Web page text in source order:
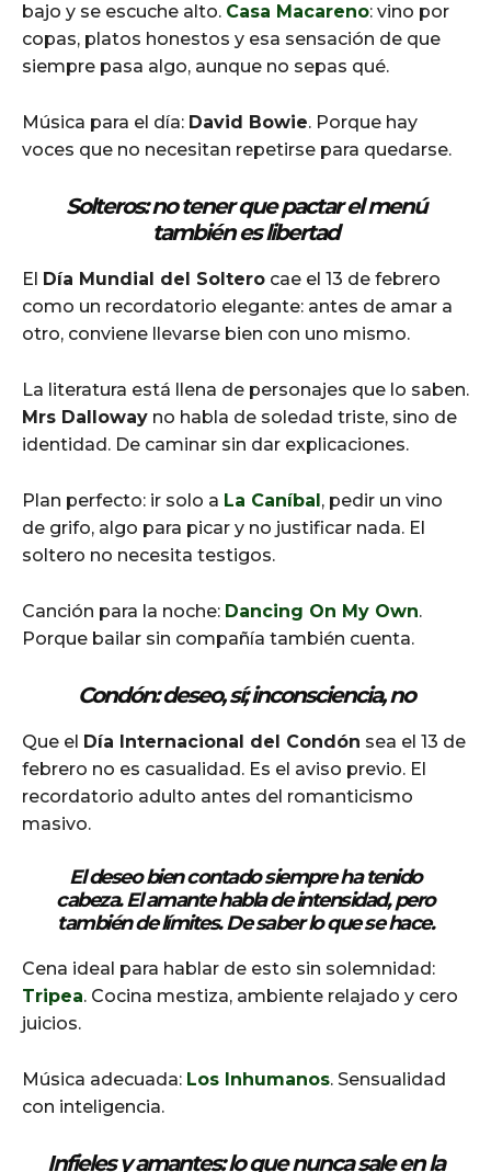
bajo y se escuche alto. Casa Macareno: vino por
copas, platos honestos y esa sensación de que
siempre pasa algo, aunque no sepas qué.
Música para el día: David Bowie. Porque hay
voces que no necesitan repetirse para quedarse.
Solteros: no tener que pactar el menú
también es libertad
El Día Mundial del Soltero cae el 13 de febrero
como un recordatorio elegante: antes de amar a
otro, conviene llevarse bien con uno mismo.
La literatura está llena de personajes que lo saben.
Mrs Dalloway no habla de soledad triste, sino de
identidad. De caminar sin dar explicaciones.
Plan perfecto: ir solo a La Caníbal, pedir un vino
de grifo, algo para picar y no justificar nada. El
soltero no necesita testigos.
Canción para la noche: Dancing On My Own.
Porque bailar sin compañía también cuenta.
Condón: deseo, sí; inconsciencia, no
Que el Día Internacional del Condón sea el 13 de
febrero no es casualidad. Es el aviso previo. El
recordatorio adulto antes del romanticismo
masivo.
El deseo bien contado siempre ha tenido
cabeza.El amantehabla de intensidad, pero
también de límites. De saber lo que se hace.
Cena ideal para hablar de esto sin solemnidad:
Tripea. Cocina mestiza, ambiente relajado y cero
juicios.
Música adecuada: Los Inhumanos. Sensualidad
con inteligencia.
Infieles y amantes: lo que nunca sale en la